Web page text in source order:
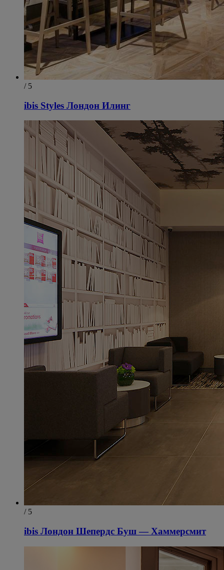
/ 5
ibis Styles Лондон Илинг
/ 5
ibis Лондон Шепердс Буш — Хаммерсмит